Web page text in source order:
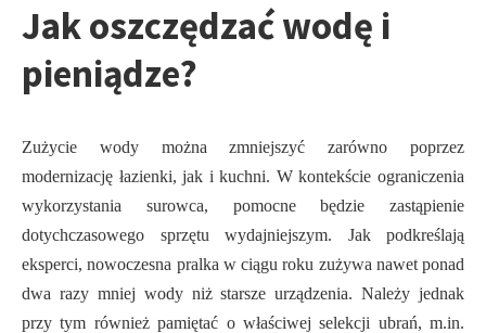
Jak oszczędzać wodę i
pieniądze?
Zużycie wody można zmniejszyć zarówno poprzez
modernizację łazienki, jak i kuchni. W kontekście ograniczenia
wykorzystania surowca, pomocne będzie zastąpienie
dotychczasowego sprzętu wydajniejszym. Jak podkreślają
eksperci, nowoczesna pralka w ciągu roku zużywa nawet ponad
dwa razy mniej wody niż starsze urządzenia. Należy jednak
przy tym również pamiętać o właściwej selekcji ubrań, m.in.